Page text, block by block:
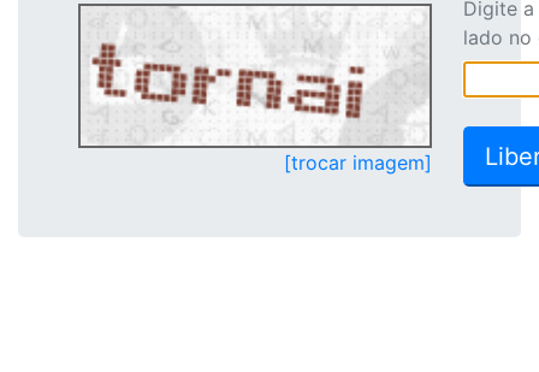
[trocar imagem]
Digite
lado no